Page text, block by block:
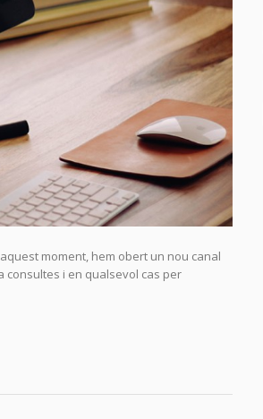
moment, hem obert un nou canal
consultes i en qualsevol cas per